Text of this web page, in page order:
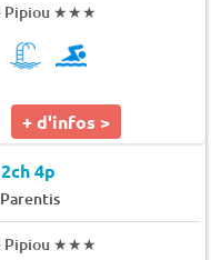
Pipiou ★★★
+ d'infos >
4p
Parentis
Pipiou ★★★